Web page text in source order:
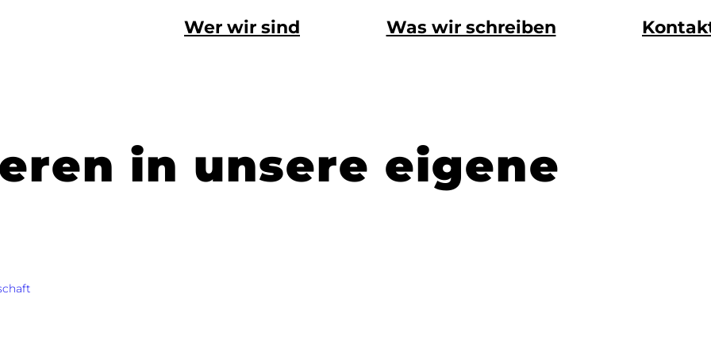
Wer wir sind Was wir schreiben
in unsere eigene